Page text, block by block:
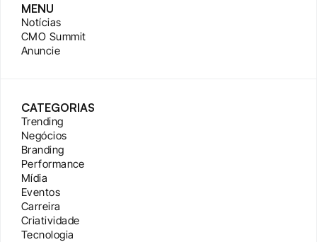
MENU
Notícias
CMO Summit
Anuncie
CATEGORIAS
Trending
Negócios
Branding
Performance
Mídia
Eventos
Carreira
Criatividade
Tecnologia